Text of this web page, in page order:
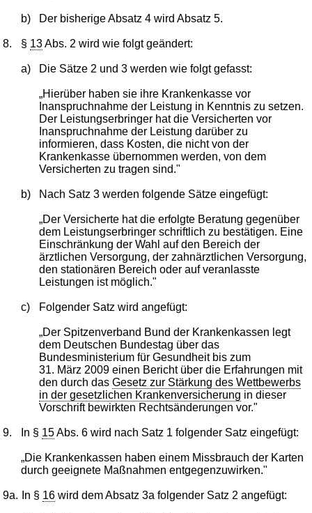
b) Der bisherige Absatz 4 wird Absatz 5.
8. § 13Abs. 2 wird wie folgt geändert:
a) Die Sätze 2 und 3 werden wie folgt gefasst:
„Hierüber haben sie ihre Krankenkasse vor
Inanspruchnahme der Leistung in Kenntnis zu setzen.
Der Leistungserbringer hat die Versicherten vor
Inanspruchnahme der Leistung darüber zu
informieren, dass Kosten, die nicht von der
Krankenkasse übernommen werden, von dem
Versicherten zu tragen sind."
b) Nach Satz 3 werden folgende Sätze eingefügt:
„Der Versicherte hat die erfolgte Beratung gegenüber
dem Leistungserbringer schriftlich zu bestätigen. Eine
Einschränkung der Wahl auf den Bereich der
ärztlichen Versorgung, der zahnärztlichen Versorgung,
den stationären Bereich oder auf veranlasste
Leistungen ist möglich."
c) Folgender Satz wird angefügt:
„Der Spitzenverband Bund der Krankenkassen legt
dem Deutschen Bundestag über das
Bundesministerium für Gesundheit bis zum
31. März 2009 einen Bericht über die Erfahrungen mit
den durch das Gesetz zur Stärkung des Wettbewerbs
in der gesetzlichen Krankenversicherung in dieser
Vorschrift bewirkten Rechtsänderungen vor."
9. In § 15Abs. 6 wird nach Satz 1 folgender Satz eingefügt:
„Die Krankenkassen haben einem Missbrauch der Karten
durch geeignete Maßnahmen entgegenzuwirken."
9a. In § 16 wird dem Absatz 3a folgender Satz 2 angefügt: